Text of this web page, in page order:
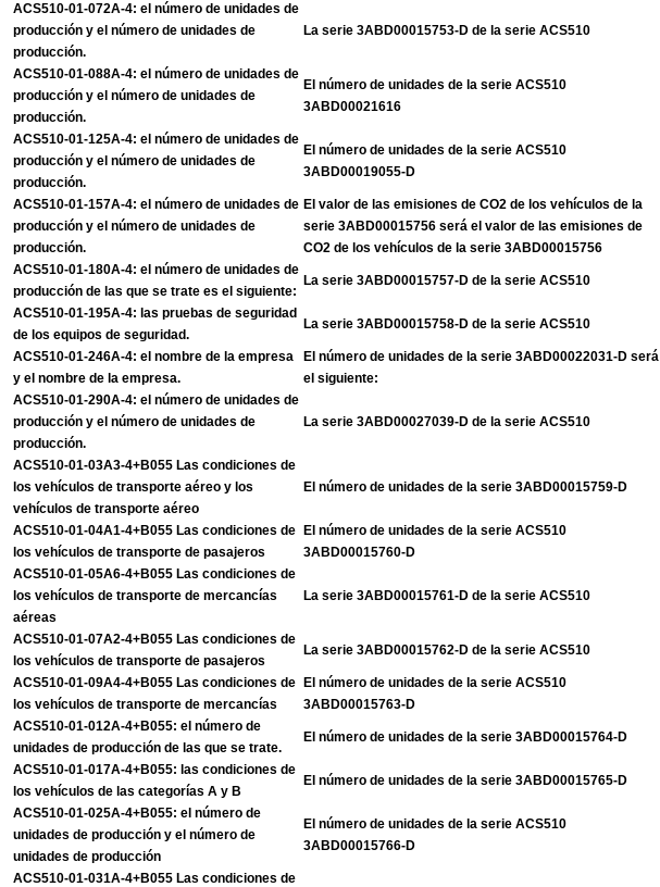
ACS510-01-072A-4: el número de unidades de
producción y el número de unidades de
producción.
La serie 3ABD00015753-D de la serie ACS510
ACS510-01-088A-4: el número de unidades de
producción y el número de unidades de
producción.
El número de unidades de la serie ACS510
3ABD00021616
ACS510-01-125A-4: el número de unidades de
producción y el número de unidades de
producción.
El número de unidades de la serie ACS510
3ABD00019055-D
ACS510-01-157A-4: el número de unidades de
producción y el número de unidades de
producción.
El valor de las emisiones de CO2 de los vehículos de la
serie 3ABD00015756 será el valor de las emisiones de
CO2 de los vehículos de la serie 3ABD00015756
ACS510-01-180A-4: el número de unidades de
producción de las que se trate es el siguiente:
La serie 3ABD00015757-D de la serie ACS510
ACS510-01-195A-4: las pruebas de seguridad
de los equipos de seguridad.
La serie 3ABD00015758-D de la serie ACS510
ACS510-01-246A-4: el nombre de la empresa
y el nombre de la empresa.
El número de unidades de la serie 3ABD00022031-D será
el siguiente:
ACS510-01-290A-4: el número de unidades de
producción y el número de unidades de
producción.
La serie 3ABD00027039-D de la serie ACS510
ACS510-01-03A3-4+B055 Las condiciones de
los vehículos de transporte aéreo y los
vehículos de transporte aéreo
El número de unidades de la serie 3ABD00015759-D
ACS510-01-04A1-4+B055 Las condiciones de
los vehículos de transporte de pasajeros
El número de unidades de la serie ACS510
3ABD00015760-D
ACS510-01-05A6-4+B055 Las condiciones de
los vehículos de transporte de mercancías
aéreas
La serie 3ABD00015761-D de la serie ACS510
ACS510-01-07A2-4+B055 Las condiciones de
los vehículos de transporte de pasajeros
La serie 3ABD00015762-D de la serie ACS510
ACS510-01-09A4-4+B055 Las condiciones de
los vehículos de transporte de mercancías
El número de unidades de la serie ACS510
3ABD00015763-D
ACS510-01-012A-4+B055: el número de
unidades de producción de las que se trate.
El número de unidades de la serie 3ABD00015764-D
ACS510-01-017A-4+B055: las condiciones de
los vehículos de las categorías A y B
El número de unidades de la serie 3ABD00015765-D
ACS510-01-025A-4+B055: el número de
unidades de producción y el número de
unidades de producción
El número de unidades de la serie ACS510
3ABD00015766-D
ACS510-01-031A-4+B055 Las condiciones de